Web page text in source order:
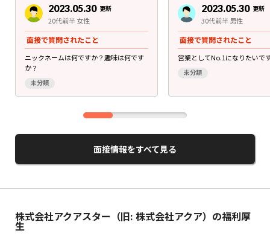
2023.05.30 更新
20代前半 女性
面接で質問されたこと
ニックネームは何ですか？趣味は何です
か？
未分類
2023.05.30 更新
30代前半 男性
面接で質問されたこと
営業としてNo.1になりたいで
未分類
面接情報をすべて見る
株式会社アクアスター（旧: 株式会社アクア）の福利厚
生